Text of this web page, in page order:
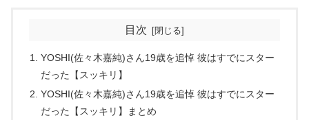
目次
YOSHI(佐々木嘉純)さん19歳を追悼 彼はすでにスター
だった【スッキリ】
YOSHI(佐々木嘉純)さん19歳を追悼 彼はすでにスター
だった【スッキリ】まとめ